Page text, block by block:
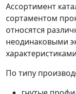
Ассортимент
сортаментом
относятся
неодинаковыми
По типу